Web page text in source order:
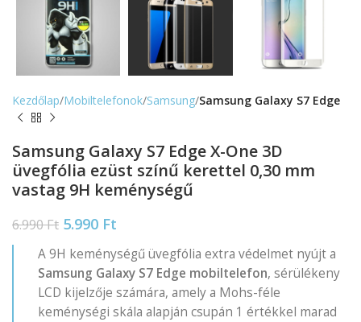
Kezdőlap Mobiltelefonok Samsung Samsung Galaxy S7 Edge
Samsung Galaxy S7 Edge X-One 3D
üvegfólia ezüst színű kerettel 0,30 mm
vastag 9H keménységű
6.990Ft 5.990 Ft
A 9H keménységű üvegfólia extra védelmet nyújt a
Samsung Galaxy S7 Edge mobiltelefon, sérülékeny
LCD kijelzője számára, amely a Mohs-féle
keménységi skála alapján csupán 1 értékkel marad